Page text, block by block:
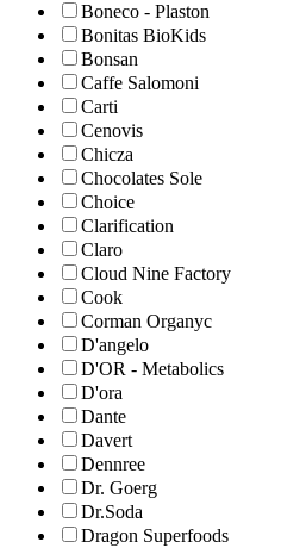
Boneco - Plaston
Bonitas BioKids
Bonsan
Caffe Salomoni
Carti
Cenovis
Chicza
Chocolates Sole
Choice
Clarification
Claro
Cloud Nine Factory
Cook
Corman Organyc
D'angelo
D'OR - Metabolics
D'ora
Dante
Davert
Dennree
Dr. Goerg
Dr.Soda
Dragon Superfoods